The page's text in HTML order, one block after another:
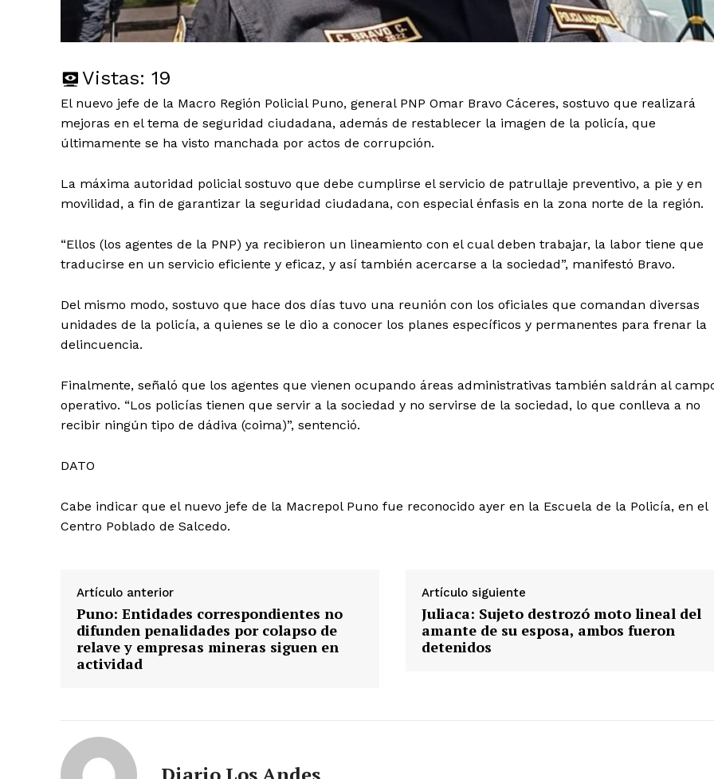
SUSCRIBETE
Nosotros
Vistas: 19
El nuevo jefe de la Macro Región Policial Puno, general PNP Omar Bravo Cáceres, sostuvo que realizará
mejoras en el tema de seguridad ciudadana, además de restablecer la imagen de la policía, que
últimamente se ha visto manchada por actos de corrupción.
La máxima autoridad policial sostuvo que debe cumplirse el servicio de patrullaje preventivo, a pie y en
movilidad, a fin de garantizar la seguridad ciudadana, con especial énfasis en la zona norte de la región.
“Ellos (los agentes de la PNP) ya recibieron un lineamiento con el cual deben trabajar, la labor tiene que
traducirse en un servicio eficiente y eficaz, y así también acercarse a la sociedad”, manifestó Bravo.
Del mismo modo, sostuvo que hace dos días tuvo una reunión con los oficiales que comandan diversas
unidades de la policía, a quienes se le dio a conocer los planes específicos y permanentes para frenar la
delincuencia.
Finalmente, señaló que los agentes que vienen ocupando áreas administrativas también saldrán al
operativo. “Los policías tienen que servir a la sociedad y no servirse de la sociedad, lo que conlleva a no
recibir ningún tipo de dádiva (coima)”, sentenció.
DATO
Cabe indicar que el nuevo jefe de la Macrepol Puno fue reconocido ayer en la Escuela de la Policía, en el
Centro Poblado de Salcedo.
Artículo anterior
Puno: Entidades correspondientes no
difunden penalidades por colapso de
relave y empresas mineras siguen en
actividad
Artículo siguiente
Juliaca: Sujeto destrozó moto lineal del
amante de su esposa, ambos fueron
detenidos